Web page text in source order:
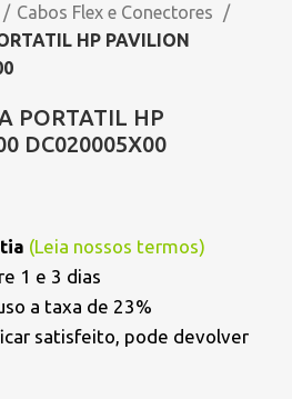
Cabos Flex e Conectores
HP PAVILION
PORTATIL HP
DC020005X00
(Leia nossos termos)
1 e 3 dias
a taxa de 23%
satisfeito, pode devolver